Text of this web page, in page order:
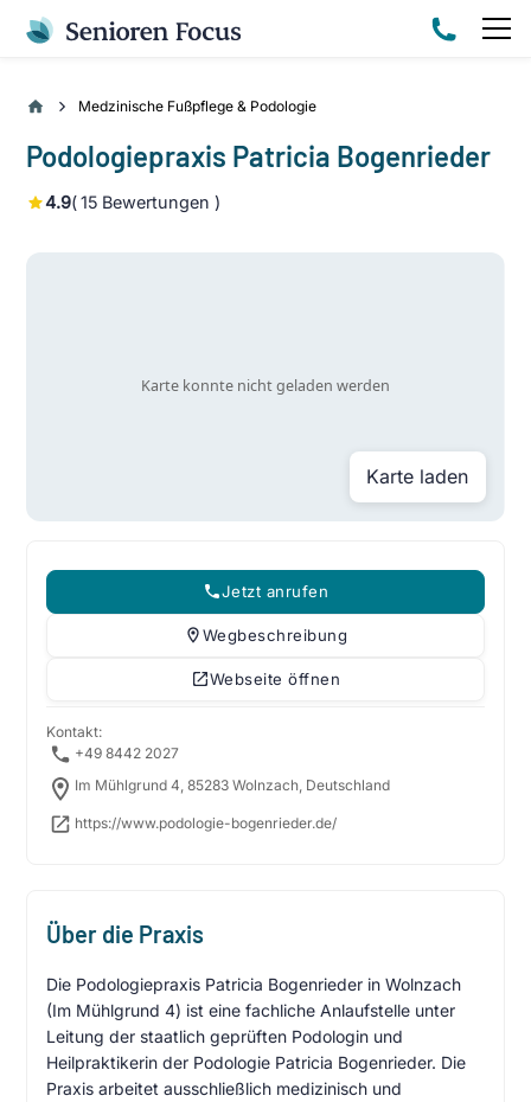
Medzinische Fußpflege & Podologie
Podologiepraxis Patricia Bogenrieder
4.9(15 Bewertungen )
Karte laden
Jetzt anrufen
Wegbeschreibung
Webseite öffnen
Kontakt:
+49 8442 2027
Im Mühlgrund 4, 85283 Wolnzach, Deutschland
https://www.podologie-bogenrieder.de/
Über die Praxis
Die Podologiepraxis Patricia Bogenrieder in Wolnzach
(Im Mühlgrund 4) ist eine fachliche Anlaufstelle unter
Leitung der staatlich geprüften Podologin und
Heilpraktikerin der Podologie Patricia Bogenrieder. Die
Praxis arbeitet ausschließlich medizinisch und